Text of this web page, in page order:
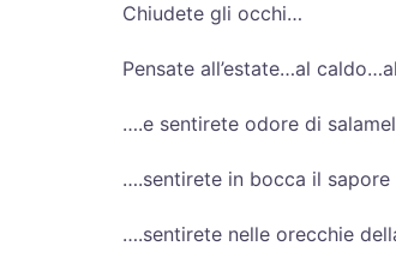
Chiudete gli occhi…
Pensate all’estate…al
….e sentirete odore di
….sentirete in bocca il
….sentirete nelle orecchie